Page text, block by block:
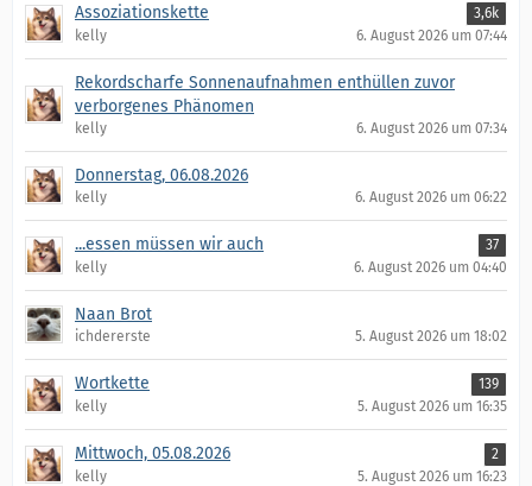
Assoziationskette
3,6k
kelly
6. August 2026 um 07:44
Rekordscharfe Sonnenaufnahmen enthüllen zuvor
verborgenes Phänomen
kelly 6. August 2026 um 07:34
Donnerstag, 06.08.2026
kelly 6. August 2026 um 06:22
...essen müssen wir auch
37
kelly
6. August 2026 um 04:40
Naan Brot
ichdererste 5. August 2026 um 18:02
Wortkette
139
kelly
5. August 2026 um 16:35
Mittwoch, 05.08.2026
2
kelly
5. August 2026 um 16:23